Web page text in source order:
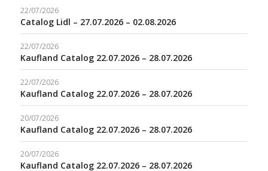
22/07/2026
Catalog Lidl – 27.07.2026 – 02.08.2026
22/07/2026
Kaufland Catalog 22.07.2026 – 28.07.2026
22/07/2026
Kaufland Catalog 22.07.2026 – 28.07.2026
20/07/2026
Kaufland Catalog 22.07.2026 – 28.07.2026
20/07/2026
Kaufland Catalog 22.07.2026 – 28.07.2026